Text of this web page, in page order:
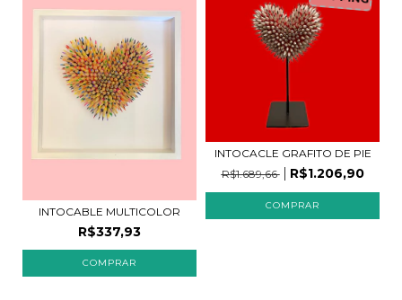
INTOCABLE MULTICOLOR
R$337,93
COMPRAR
INTOCACLE GRAFITO DE PIE
R$1.689,66
R$1.206,90